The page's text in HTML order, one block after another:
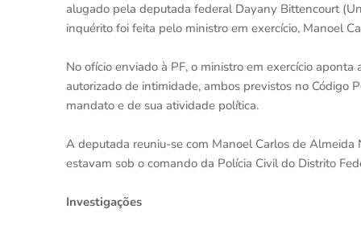
alugado pela deputada federal Dayany Bittencourt
inquérito foi feita pelo ministro em exercício, Manoel
No ofício enviado à PF, o ministro em exercício
autorizado de intimidade, ambos previstos no Código
mandato e de sua atividade política.
A deputada reuniu-se com Manoel Carlos de
estavam sob o comando da Polícia Civil do Distrito
Investigações